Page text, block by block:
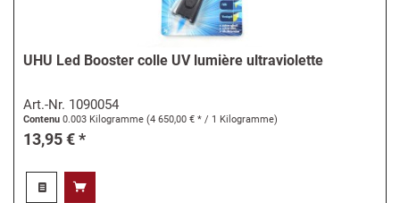
UHU Led Booster colle UV lumière ultraviolette
Art.-Nr. 1090054
Contenu0.003 Kilogramme(4 650,00 € * / 1 Kilogramme)
13,95 € *